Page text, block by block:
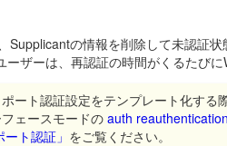
Supplicantの情報を削除して未認証状
ーザーは、再認証の時間がくるたび
ート認証設定をテンプレート化す
ェースモードのauth
ト認証」 をご覧ください。